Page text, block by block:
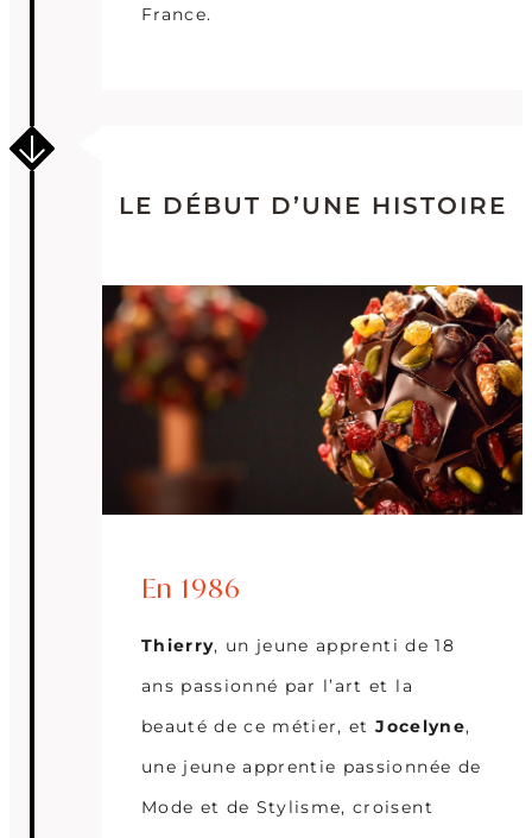
France.
LE DÉBUT D’UNE HISTOIRE
En 1986
Thierry, un jeune apprenti de 18
ans passionné par l’art et la
beauté de ce métier, etJocelyne,
une jeune apprentie passionnée de
Mode et de Stylisme, croisent